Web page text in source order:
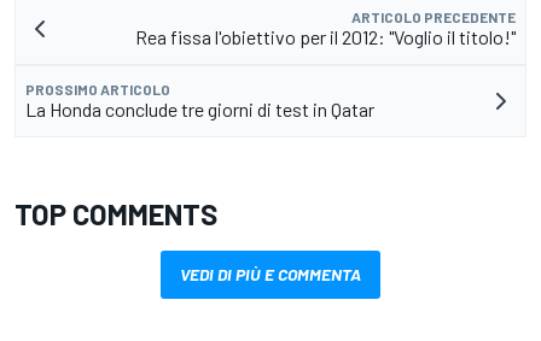
ARTICOLO PRECEDENTE
Rea fissa l'obiettivo per il 2012: "Voglio il titolo!"
PROSSIMO ARTICOLO
La Honda conclude tre giorni di test in Qatar
TOP COMMENTS
VEDI DI PIÙ E COMMENTA